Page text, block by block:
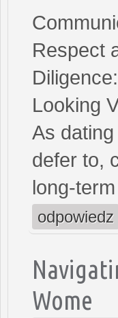
Respect
Looking
As
defer to,
long-
odpowiedz
Wome